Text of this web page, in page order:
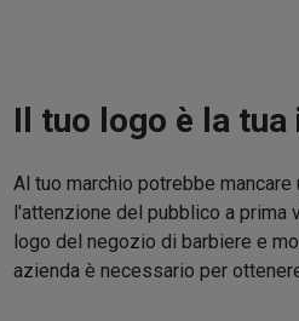
Il tuo logo è la tua
Al tuo marchio potrebbe
l'attenzione del pubblico a prima
logo del negozio di barbiere e
azienda è necessario per